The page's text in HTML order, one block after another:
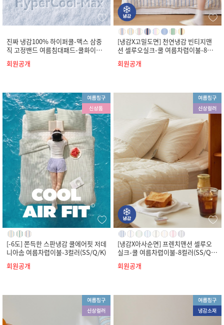
진짜 냉감100% 하이퍼쿨-맥스 삼중
직 고정밴드 여름침대패드-쿨화이트
회원공개
[냉감X고밀도면] 천연냉감 빈티지맨
션 셀루오실크-쿨 여름차렵이불-8컬
회원공개
[-6도] 쫀득한 스판냉감 쿨에어핏 저데
니아솜 여름차렵이불-3컬러(SS/Q/K)
회원공개
[냉감X아사순면] 프렌치맨션 셀루오
실크-쿨 여름차렵이불-8컬러(SS/Q/
회원공개